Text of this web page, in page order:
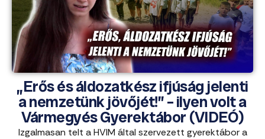
„Erős és áldozatkész ifjúság jelenti
a nemzetünk jövőjét!” – ilyen volt a
Vármegyés Gyerektábor (VIDEÓ)
Izgalmasan telt a HVIM által szervezett gyerektábor a